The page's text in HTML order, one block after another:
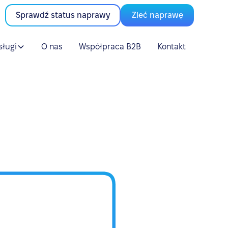
Sprawdź status naprawy Zleć naprawę
O nas Współpraca B2B Kontakt